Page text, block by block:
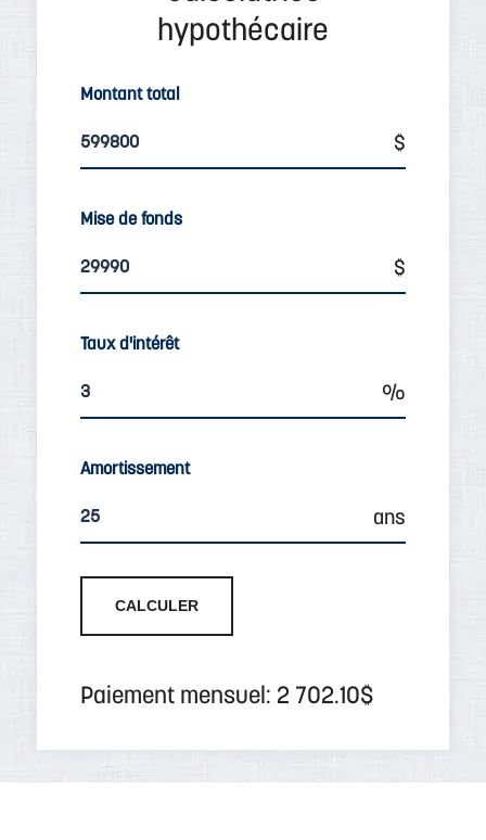
Montant total
Mise de fonds
Taux d'intérêt
Amortissement
Paiement mensuel: 2 702.10$